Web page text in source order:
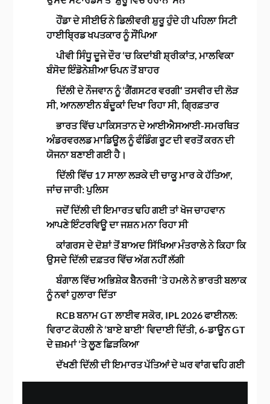
ਹੌਂਡਾ ਦੇ ਸੀਈਓ ਨੇ ਡਿਲੀਵਰੀ ਸ਼ੁਰੂ ਹੁੰਦੇ ਹੀ ਪਹਿਲਾ ਸਿਟੀ
ਹਾਈਬ੍ਰਿਡ ਖਪਤਕਾਰ ਨੂੰ ਸੌਂਪਿਆ
ਪੀਵੀ ਸਿੰਧੂ ਦੂਜੇ ਦੌਰ ‘ਚ ਕਿਦਾਂਬੀ ਸ਼੍ਰੀਕਾਂਤ, ਮਾਲਵਿਕਾ
ਬੰਸੋਦ ਇੰਡੋਨੇਸ਼ੀਆ ਓਪਨ ਤੋਂ ਬਾਹਰ
ਦਿੱਲੀ ਦੇ ਨੌਜਵਾਨ ਨੂੰ ‘ਗੈਂਗਸਟਰ ਵਰਗੀ’ ਤਸਵੀਰ ਦੀ ਲੋੜ
ਸੀ, ਆਨਲਾਈਨ ਬੰਦੂਕਾਂ ਦਿਖਾ ਰਿਹਾ ਸੀ, ਗ੍ਰਿਫ਼ਤਾਰ
ਭਾਰਤ ਵਿੱਚ ਪਾਕਿਸਤਾਨ ਦੇ ਆਈਐਸਆਈ-ਸਮਰਥਿਤ
ਅੰਡਰਵਰਲਡ ਮਾਡਿਊਲ ਨੂੰ ਫੰਡਿੰਗ ਰੂਟ ਦੀ ਵਰਤੋਂ ਕਰਨ ਦੀ
ਯੋਜਨਾ ਬਣਾਈ ਗਈ ਹੈ।
ਦਿੱਲੀ ਵਿੱਚ 17 ਸਾਲਾ ਲੜਕੇ ਦੀ ਚਾਕੂ ਮਾਰ ਕੇ ਹੱਤਿਆ,
ਜਾਂਚ ਜਾਰੀ: ਪੁਲਿਸ
ਜਦੋਂ ਦਿੱਲੀ ਦੀ ਇਮਾਰਤ ਢਹਿ ਗਈ ਤਾਂ ਖੋਜ ਚਾਹਵਾਨ
ਆਪਣੇ ਇੰਟਰਵਿਊ ਦਾ ਜਸ਼ਨ ਮਨਾ ਰਿਹਾ ਸੀ
ਕਾਂਗਰਸ ਦੇ ਦੋਸ਼ਾਂ ਤੋਂ ਬਾਅਦ ਸਿੱਖਿਆ ਮੰਤਰਾਲੇ ਨੇ ਕਿਹਾ ਕਿ
ਉਸਦੇ ਦਿੱਲੀ ਦਫ਼ਤਰ ਵਿੱਚ ਅੱਗ ਨਹੀਂ ਲੱਗੀ
ਬੰਗਾਲ ਵਿੱਚ ਅਭਿਸ਼ੇਕ ਬੈਨਰਜੀ ‘ਤੇ ਹਮਲੇ ਨੇ ਭਾਰਤੀ ਬਲਾਕ
ਨੂੰ ਨਵਾਂ ਹੁਲਾਰਾ ਦਿੱਤਾ
RCB ਬਨਾਮ GT ਲਾਈਵ ਸਕੋਰ, IPL 2026 ਫਾਈਨਲ:
ਵਿਰਾਟ ਕੋਹਲੀ ਨੇ ‘ਬਾਏ ਬਾਈ’ ਵਿਦਾਈ ਦਿੱਤੀ, 6-ਡਾਊਨ GT
ਦੇ ਜ਼ਖ਼ਮਾਂ ‘ਤੇ ਲੂਣ ਛਿੜਕਿਆ
ਦੱਖਣੀ ਦਿੱਲੀ ਦੀ ਇਮਾਰਤ ਪੱਤਿਆਂ ਦੇ ਘਰ ਵਾਂਗ ਢਹਿ ਗਈ